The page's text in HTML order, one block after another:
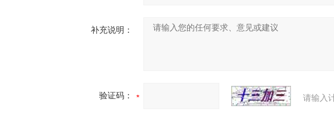
补充说明：
验证码： 请输入